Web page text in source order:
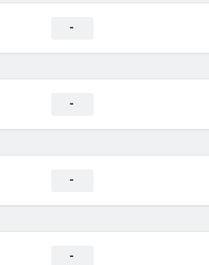
-
-
-
-